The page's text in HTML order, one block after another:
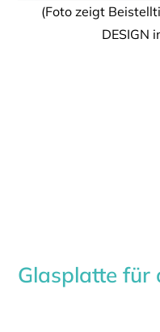
(Foto zeigt
DESIGN
Glasplatte für